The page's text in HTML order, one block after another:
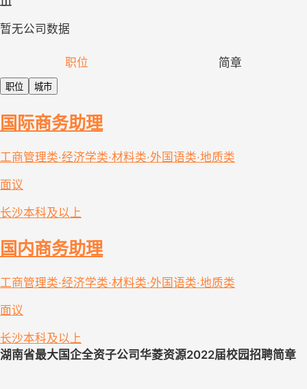
暂无公司数据
职位 简章
职位 城市
国际商务助理
工商管理类·经济学类·材料类·外国语类·地质类
面议
长沙本科及以上
国内商务助理
工商管理类·经济学类·材料类·外国语类·地质类
面议
长沙本科及以上
湖南省最大国企全资子公司华菱资源2022届校园招聘简章